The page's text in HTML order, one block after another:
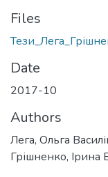
Files
Date
2017-10
Authors
Лега, Ольга
Грішненко, Ірина